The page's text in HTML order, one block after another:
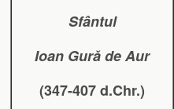
Sfântul
Ioan Gură de Aur
(347-407 d.Chr.)